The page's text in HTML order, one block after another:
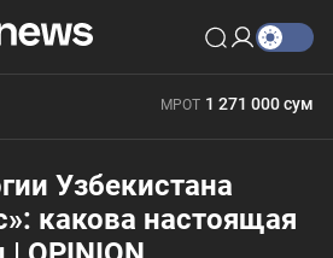
412 000 сум
МРОТ 1 271 000 сум
Узбекистана
какова настоящая